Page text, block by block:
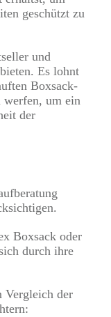
geschützt zu
und
Es lohnt
Boxsack-
werfen, um ein
der
Boxsack oder
durch ihre
Vergleich der